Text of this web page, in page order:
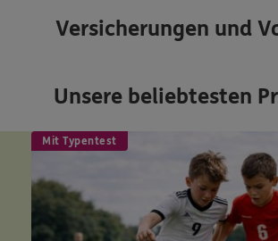
Versicherungen und
Unsere beliebtesten
Mit Typentest